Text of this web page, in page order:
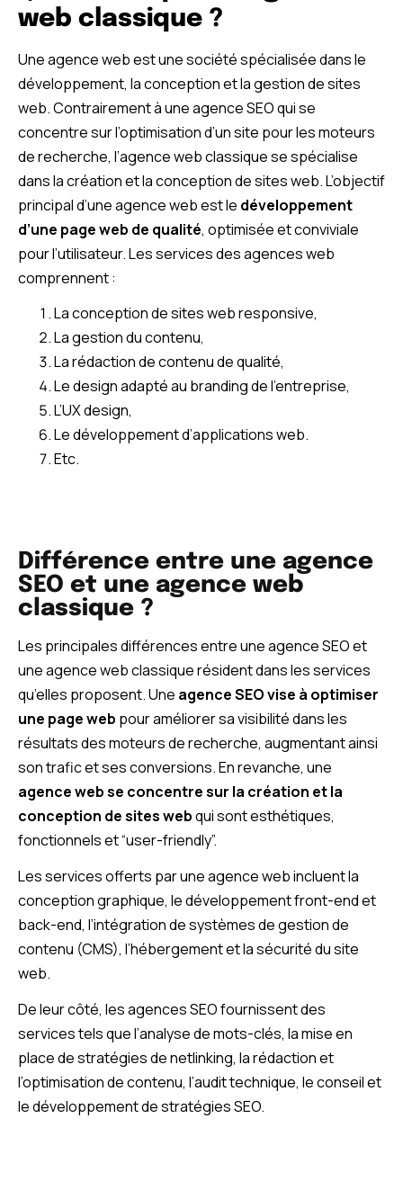
web classique ?
Une agence web est une société spécialisée dans le
développement, la conception et la gestion de sites
web. Contrairement à une agence SEO qui se
concentre sur l’optimisation d’un site pour les moteurs
de recherche, l’agence web classique se spécialise
dans la création et la conception de sites web. L’objectif
principal d’une agence web est le développement
d’une page web de qualité, optimisée et conviviale
pour l’utilisateur. Les services des agences web
comprennent :
La conception de sites web responsive,
La gestion du contenu,
La rédaction de contenu de qualité,
Le design adapté au branding de l’entreprise,
L’UX design,
Le développement d’applications web.
Etc.
Différence entre une agence
SEO et une agence web
classique ?
Les principales différences entre une agence SEO et
une agence web classique résident dans les services
qu’elles proposent. Une agence SEO vise à optimiser
une page web pour améliorer sa visibilité dans les
résultats des moteurs de recherche, augmentant ainsi
son trafic et ses conversions. En revanche, une
agence web se concentre sur la création et la
conception de sites webqui sont esthétiques,
fonctionnels et “user-friendly”.
Les services offerts par une agence web incluent la
conception graphique, le développement front-end et
back-end, l’intégration de systèmes de gestion de
contenu (CMS), l’hébergement et la sécurité du site
web.
De leur côté, les agences SEO fournissent des
services tels que l’analyse de mots-clés, la mise en
place de stratégies de netlinking, la rédaction et
l’optimisation de contenu, l’audit technique, le conseil et
le développement de stratégies SEO.